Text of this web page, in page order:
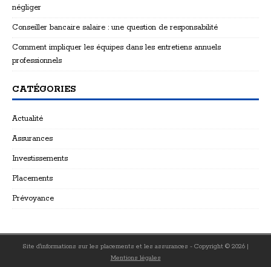
négliger
Conseiller bancaire salaire : une question de responsabilité
Comment impliquer les équipes dans les entretiens annuels
professionnels
CATÉGORIES
Actualité
Assurances
Investissements
Placements
Prévoyance
Site d'informations sur les placements et les assurances - Copyright © 2026 |
Mentions légales